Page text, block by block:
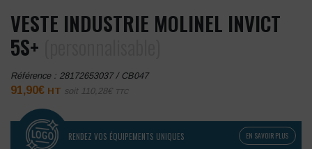
VESTE INDUSTRIE MOLINEL INVICT
5S+
Référence : 28172653037 / CB047
91,90€ HT soit 110,28€ TTC
RENDEZ VOS ÉQUIPEMENTS UNIQUES EN SAVOIR PLUS